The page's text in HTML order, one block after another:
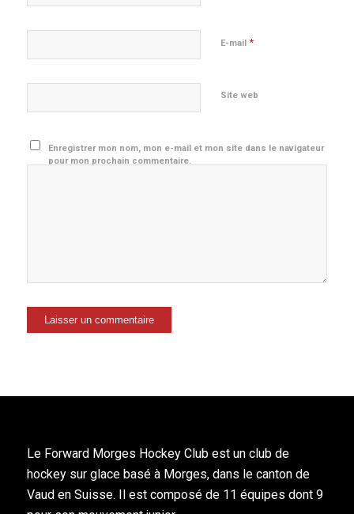
E-mail *
Site web
Enregistrer mon nom, mon e-mail et mon site dans le navigateur
pour mon prochain commentaire.
Le Forward Morges Hockey Club est un club de
hockey sur glace basé à Morges, dans le canton de
Vaud en Suisse. Il est composé de 11 équipes dont 9